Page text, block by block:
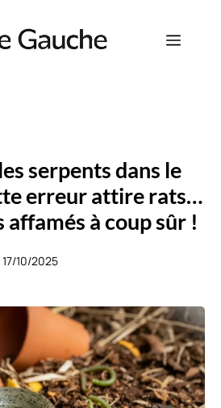
Menu
serpents dans le
erreur attire rats…
à coup sûr !
17/10/2025